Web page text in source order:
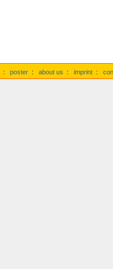
: poster : about us : imprint :